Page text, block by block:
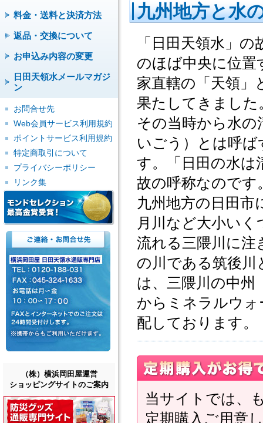
九州地方と水
「日田天領水」
のほば中央に位置
家直轄の「天領」
果たしてきました
その当時から水の
いごう）とは呼
す。「日田の水は
故の呼称なのです
九州地方の日田市
月川など大小い
流れる三隈川に注
の川である筑後川
は、三隈川の中州
からミネラルウ
配しております。
当サイトでは、
定期購入ご用意
料金・送料と決済方法
返品・交換について
お申込み内容の変更
日田天領水メールマガジ
ン
お問合せ先
Web会員サービス利用規約
ポイントサービス利用規約
特定商取引について
プライバシーポリシー
リンク集
（株）横浜岡田屋運営
ショッピングサイトのご案内